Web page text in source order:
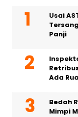
Usai
Panji
Ada
Bedah
Mimpi